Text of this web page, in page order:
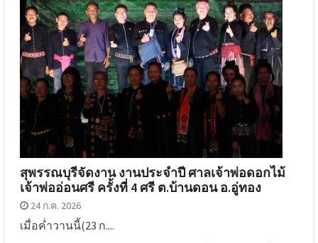
สุพรรณบุรีจัดงาน งานประจำปี ศาลเจ้าพ่อดอกไม้
เจ้าพ่ออ่อนศรี ครั้งที่ 4 ศรี ต.บ้านดอน อ.อู่ทอง
24 ก.ค. 2026
เมื่อค่ำวานนี้(23 ก....